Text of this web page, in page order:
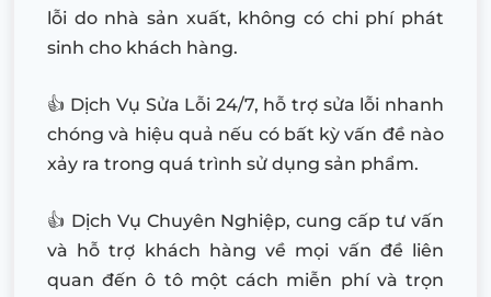
lỗi do nhà sản xuất, không có chi phí phát
sinh cho khách hàng.
👍 Dịch Vụ Sửa Lỗi 24/7, hỗ trợ sửa lỗi nhanh
chóng và hiệu quả nếu có bất kỳ vấn đề nào
xảy ra trong quá trình sử dụng sản phẩm.
👍 Dịch Vụ Chuyên Nghiệp, cung cấp tư vấn
và hỗ trợ khách hàng về mọi vấn đề liên
quan đến ô tô một cách miễn phí và trọn